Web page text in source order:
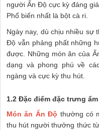
người Ấn Độ cực kỳ đáng
Phổ biến nhất là bột cà ri.
Ngày nay, dù chịu nhiều sự
Độ vẫn phảng phất những
được. Những món ăn của
dạng và phong phú về
ngàng và cực kỳ thu hút.
1.2 Đặc điểm đặc trưng
Món ăn Ấn Độ thường có
thu hút người thưởng thức